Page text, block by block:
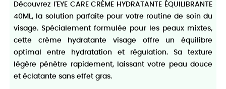
Découvrez l'EYE CARE CRÈME HYDRATANTE ÉQUILIBRANTE
40ML, la solution parfaite pour votre routine de soin du
visage. Spécialement formulée pour les peaux mixtes,
cette crème hydratante visage offre un équilibre
optimal entre hydratation et régulation. Sa texture
légère pénètre rapidement, laissant votre peau douce
et éclatante sans effet gras.